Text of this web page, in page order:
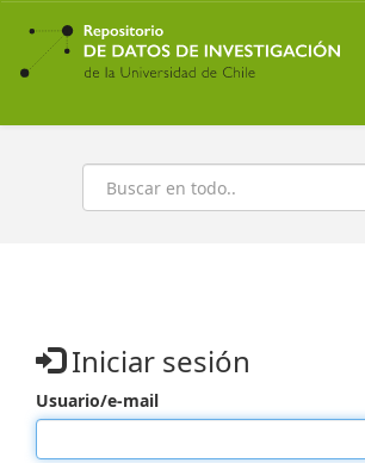
Ir
contenido
principal
Buscar
Iniciar sesión
Usuario/e-mail